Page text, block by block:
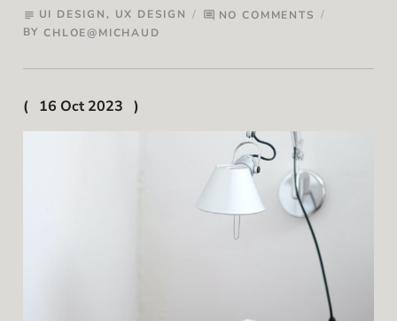
subject UI DESIGN, UX DESIGN comment NO COMMENTS
BYCHLOE@MICHAUD
16 Oct 2023